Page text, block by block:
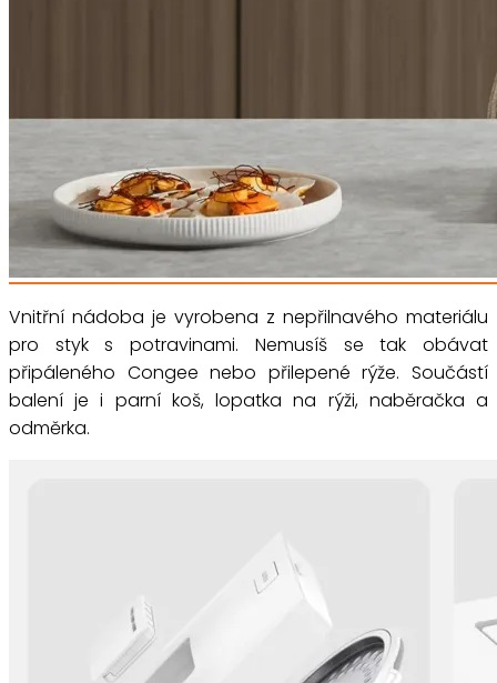
Vnitřní nádoba je vyrobena z nepřilnavého materiálu
pro styk s potravinami. Nemusíš se tak obávat
připáleného Congee nebo přilepené rýže. Součástí
balení je i parní koš, lopatka na rýži, naběračka a
odměrka.